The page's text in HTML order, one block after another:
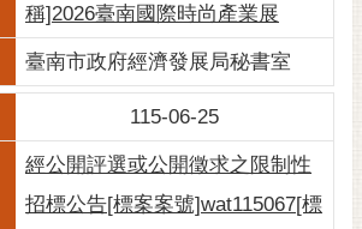
稱]2026臺南國際時尚產業展
臺南市政府經濟發展局秘書室
115-06-25
經公開評選或公開徵求之限制性
招標公告[標案案號]wat115067[標